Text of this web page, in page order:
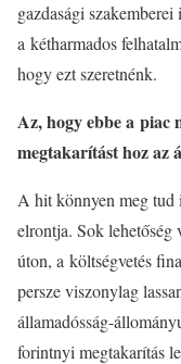
gazdasági
a kétharmados
hogy ezt szeretnénk.
Az, hogy ebbe a piac
megtakarítást hoz az
A hit könnyen meg tud
elrontja. Sok lehetőség
úton, a költségvetés
persze viszonylag
államadósság-
forintnyi megtakarítás